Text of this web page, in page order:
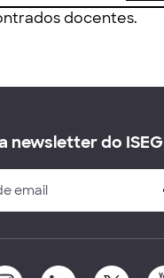
docentes.
newsletter do ISEG